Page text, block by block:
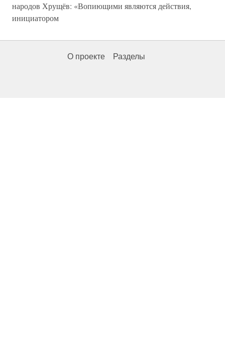
народов Хрущёв: «Вопиющими являются действия,
инициатором
О проекте Разделы